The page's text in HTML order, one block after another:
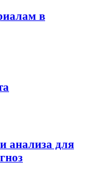
в
анализа для